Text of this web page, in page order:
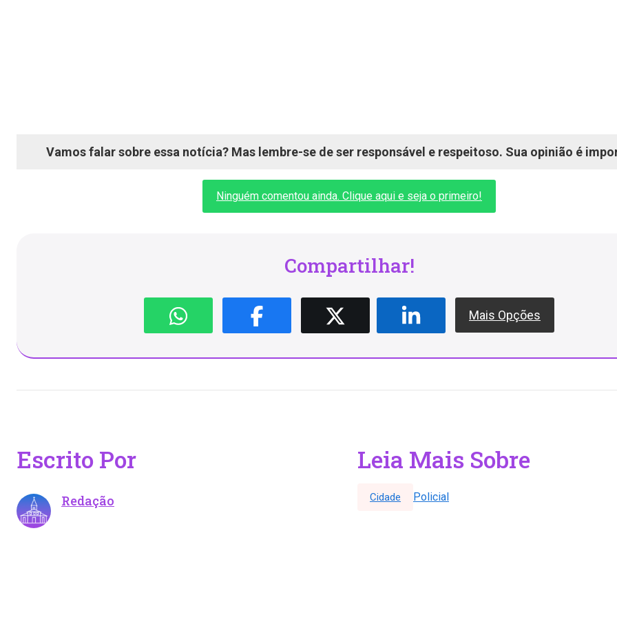
Vamos falar sobre essa notícia? Mas lembre-se de ser responsável e respeitoso. Sua opinião é
Ninguém comentou ainda. Clique aqui e seja o primeiro!
Compartilhar!
Mais Opções
Escrito Por
Redação
Leia Mais Sobre
Cidade Policial